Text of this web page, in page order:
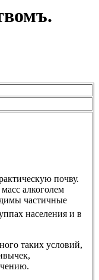
почву.
алкоголем
частичные
населения и в
таких условий,